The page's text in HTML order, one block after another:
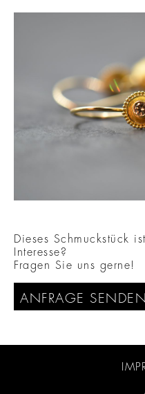
Dieses Schmuckstück
Interesse?
Fragen Sie uns gerne!
ANFRAGE SENDEN